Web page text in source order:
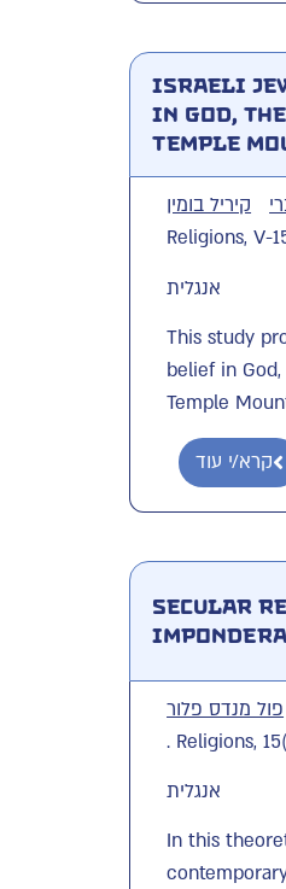
Israeli
in God,
Temple
קיריל בומין
Religions, V-
אנגלית
This study
belief in
Temple
קרא/י עוד
Secular
פול מנדס פלור
. Religions,
אנגלית
In this